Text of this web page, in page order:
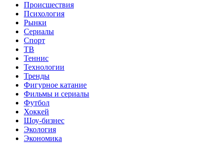
Происшествия
Психология
Рынки
Сериалы
Спорт
ТВ
Теннис
Технологии
Тренды
Фигурное катание
Фильмы и сериалы
Футбол
Хоккей
Шоу-бизнес
Экология
Экономика